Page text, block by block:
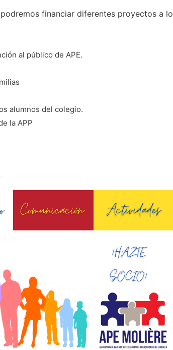
financiar diferentes proyectos a lo
al público de APE.
alumnos del colegio.
la APP